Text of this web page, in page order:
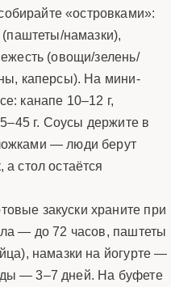
«островками»:
(паштеты/намазки),
(овощи/зелень/
каперсы). На мини-
канапе 10–12 г,
г. Соусы держите в
— люди берут
стол остаётся
закуски храните при
— до 72 часов, паштеты
намазки на йогурте —
— 3–7 дней. На буфете